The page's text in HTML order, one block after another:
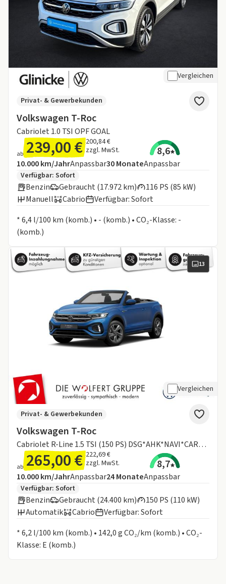
Vergleichen
Volkswagen T-Roc
Cabriolet 1.0 TSI OPF GOAL
Privat- & Gewerbekunden
ab 239,00 € 200,84 €
zzgl. MwSt.
8,6
Angebotsdetails:
Inklusive Laufleistung
10.000 km/JahrAnpassbarLaufzeit
30MonateAnpassbar
Zusätzliche Fahrzeuginformationen:
Verfügbar: Sofort
Benzin Gebraucht (17.972 km)
116 PS (85 kW)
Manuell
Cabrio
Verfügbar: Sofort
* 6,4 l/100 km (komb.) • - (komb.) • CO₂-Klasse: -
(komb.)
13
Vergleichen
Volkswagen T-Roc
Cabriolet R-Line 1.5 TSI (150 PS) DSG*AHK*NAVI*CARPLAY*ACC*
Privat- & Gewerbekunden
ab 265,00 € 222,69 €
zzgl. MwSt.
8,7
Angebotsdetails:
Inklusive Laufleistung
10.000 km/JahrAnpassbarLaufzeit
24MonateAnpassbar
Zusätzliche Fahrzeuginformationen:
Verfügbar: Sofort
Benzin Gebraucht (24.400 km)
150 PS (110 kW)
Automatik
Cabrio
Verfügbar: Sofort
* 6,2 l/100 km (komb.) • 142,0 g CO₂/km (komb.) • CO₂-
Klasse: E (komb.)